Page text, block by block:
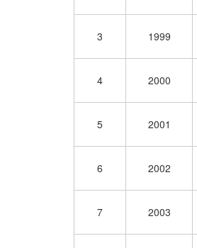
3 1999
4 2000
5 2001
6 2002
7 2003